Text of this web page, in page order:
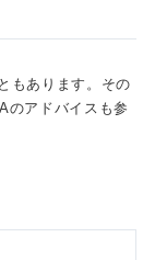
伝えられれば
ので、平静を
ら頑張れれ
もあります。その
のアドバイスも参